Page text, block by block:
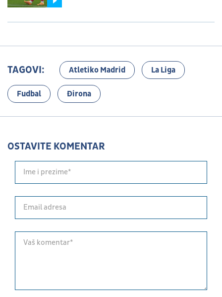
TAGOVI: Atletiko Madrid La Liga
Fudbal Đirona
OSTAVITE KOMENTAR